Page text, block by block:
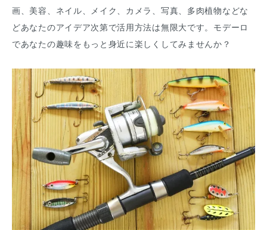
画、美容、ネイル、メイク、カメラ、写真、多肉植物などな
どあなたのアイデア次第で活用方法は無限大です。モデーロ
であなたの趣味をもっと身近に楽しくしてみませんか？